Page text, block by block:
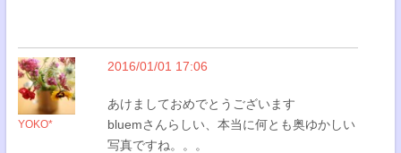
YOKO*
2016/01/01 17:06
あけましておめでとうございます
bluemさんらしい、本当に何とも奥ゆかしい
写真ですね。。。